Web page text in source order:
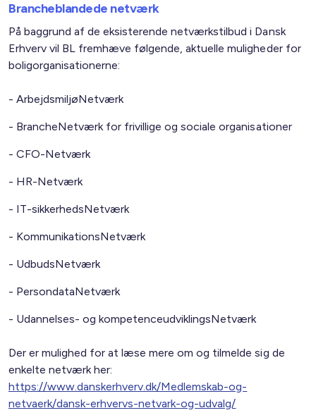
Brancheblandede netværk
På baggrund af de eksisterende netværkstilbud i Dansk
Erhverv vil BL fremhæve følgende, aktuelle muligheder for
boligorganisationerne:
- ArbejdsmiljøNetværk
- BrancheNetværk for frivillige og sociale organisationer
- CFO-Netværk
- HR-Netværk
- IT-sikkerhedsNetværk
- KommunikationsNetværk
- UdbudsNetværk
- PersondataNetværk
- Udannelses- og kompetenceudviklingsNetværk
Der er mulighed for at læse mere om og tilmelde sig de
enkelte netværk her:
https://www.danskerhverv.dk/Medlemskab-og-
netvaerk/dansk-erhvervs-netvark-og-udvalg/